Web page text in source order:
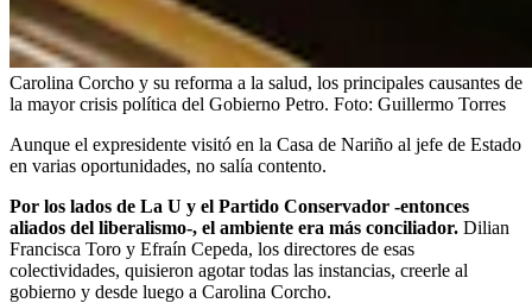
Carolina Corcho y su reforma a la salud, los principales causantes de
la mayor crisis política del Gobierno Petro. Foto: Guillermo Torres
Aunque el expresidente visitó en la Casa de Nariño al jefe de Estado
en varias oportunidades, no salía contento.
Por los lados de La U y el Partido Conservador -entonces
aliados del liberalismo-, el ambiente era más conciliador. Dilian
Francisca Toro y Efraín Cepeda, los directores de esas
colectividades, quisieron agotar todas las instancias, creerle al
gobierno y desde luego a Carolina Corcho.